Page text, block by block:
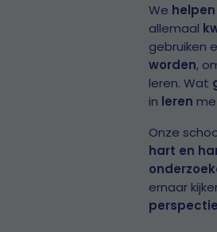
We helpen
allemaal
gebruiken
worden,
leren. Wat
in leren
Onze
hart en
ernaar